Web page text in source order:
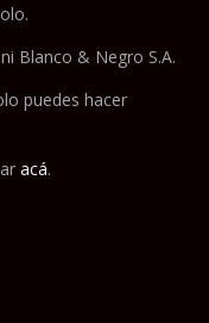
Blanco & Negro S.A.
puedes hacer
acá.